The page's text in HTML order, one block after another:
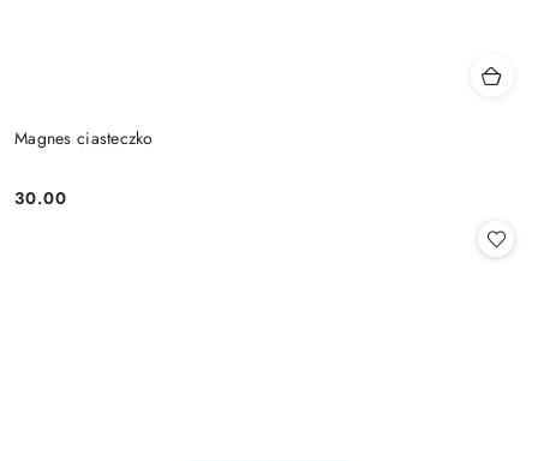
Magnes ciasteczko
Cena:
30.00